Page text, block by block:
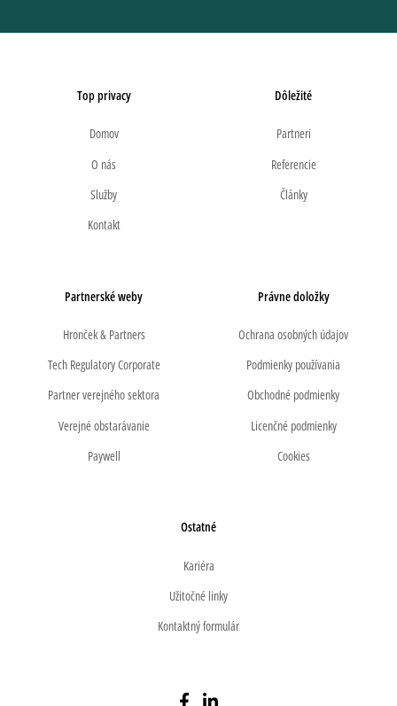
Top privacy
Domov
O nás
Služby
Kontakt
Dôležité
Partneri
Referencie
Články
Partnerské weby
Hronček & Partners
Tech Regulatory Corporate
Partner verejného sektora
Verejné obstarávanie
Paywell
Právne doložky
Ochrana osobných údajov
Podmienky používania
Obchodné podmienky
Licenčné podmienky
Cookies
Ostatné
Kariéra
Užitočné linky
Kontaktný formulár